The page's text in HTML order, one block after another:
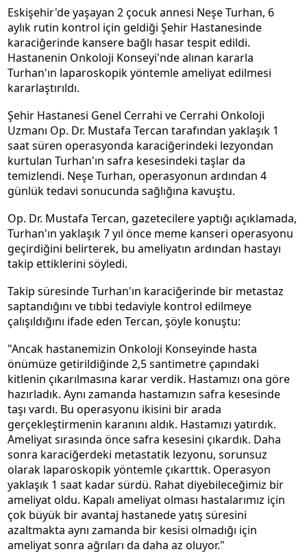
Eskişehir'de yaşayan 2 çocuk annesi Neşe Turhan, 6
aylık rutin kontrol için geldiği Şehir Hastanesinde
karaciğerinde kansere bağlı hasar tespit edildi.
Hastanenin Onkoloji Konseyi'nde alınan kararla
Turhan'ın laparoskopik yöntemle ameliyat edilmesi
kararlaştırıldı.
Şehir Hastanesi Genel Cerrahi ve Cerrahi Onkoloji
Uzmanı Op. Dr. Mustafa Tercan tarafından yaklaşık 1
saat süren operasyonda karaciğerindeki lezyondan
kurtulan Turhan'ın safra kesesindeki taşlar da
temizlendi. Neşe Turhan, operasyonun ardından 4
günlük tedavi sonucunda sağlığına kavuştu.
Op. Dr. Mustafa Tercan, gazetecilere yaptığı açıklamada,
Turhan'ın yaklaşık 7 yıl önce meme kanseri operasyonu
geçirdiğini belirterek, bu ameliyatın ardından hastayı
takip ettiklerini söyledi.
Takip süresinde Turhan'ın karaciğerinde bir metastaz
saptandığını ve tıbbi tedaviyle kontrol edilmeye
çalışıldığını ifade eden Tercan, şöyle konuştu:
"Ancak hastanemizin Onkoloji Konseyinde hasta
önümüze getirildiğinde 2,5 santimetre çapındaki
kitlenin çıkarılmasına karar verdik. Hastamızı ona göre
hazırladık. Aynı zamanda hastamızın safra kesesinde
taşı vardı. Bu operasyonu ikisini bir arada
gerçekleştirmenin karanını aldık. Hastamızı yatırdık.
Ameliyat sırasında önce safra kesesini çıkardık. Daha
sonra karaciğerdeki metastatik lezyonu, sorunsuz
olarak laparoskopik yöntemle çıkarttık. Operasyon
yaklaşık 1 saat kadar sürdü. Rahat diyebileceğimiz bir
ameliyat oldu. Kapalı ameliyat olması hastalarımız için
çok büyük bir avantaj hastanede yatış süresini
azaltmakta aynı zamanda bir kesisi olmadığı için
ameliyat sonra ağrıları da daha az oluyor."